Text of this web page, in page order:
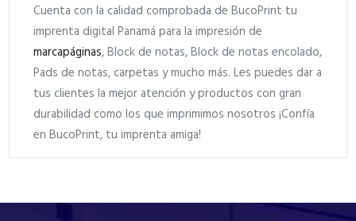
Cuenta con la calidad comprobada de BucoPrint tu
imprenta digital Panamá para la impresión de
marcapáginas, Block de notas, Block de notas encolado,
Pads de notas, carpetas y mucho más. Les puedes dar a
tus clientes la mejor atención y productos con gran
durabilidad como los que imprimimos nosotros ¡Confía
en BucoPrint, tu imprenta amiga!